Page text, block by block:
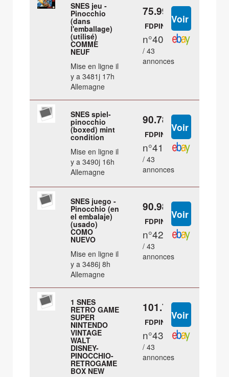
SNES jeu -
Pinocchio
(dans
l'emballage)
(utilisé)
COMME
NEUF
Mise en ligne il
y a 3481j 17h
Allemagne
75.99 €
FDPIN
n°40
/ 43
annonces
SNES spiel-
pinocchio
(boxed) mint
condition
Mise en ligne il
y a 3490j 16h
Allemagne
90.78 €
FDPIN
n°41
/ 43
annonces
SNES juego -
Pinocchio (en
el embalaje)
(usado)
COMO
NUEVO
Mise en ligne il
y a 3486j 8h
Allemagne
90.98 €
FDPIN
n°42
/ 43
annonces
1 SNES
RETRO GAME
SUPER
NINTENDO
VINTAGE
WALT
DISNEY-
PINOCCHIO-
RETROGAME
BOX NEW
101.77 €
FDPIN
n°43
/ 43
annonces